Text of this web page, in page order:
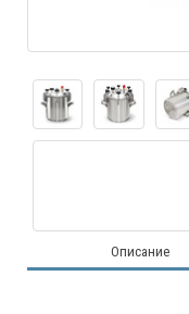
Описание